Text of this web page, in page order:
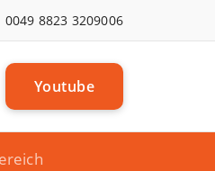
0049 8823 3209006
Youtube